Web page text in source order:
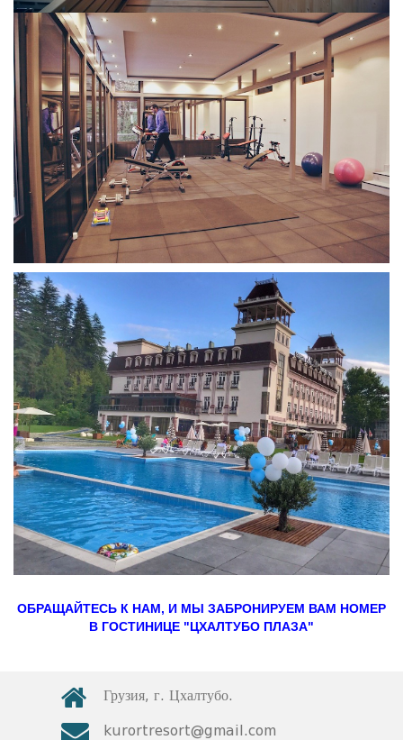
ОБРАЩАЙТЕСЬ К НАМ, И МЫ ЗАБРОНИРУЕМ ВАМ НОМЕР
В ГОСТИНИЦЕ "ЦХАЛТУБО ПЛАЗА"